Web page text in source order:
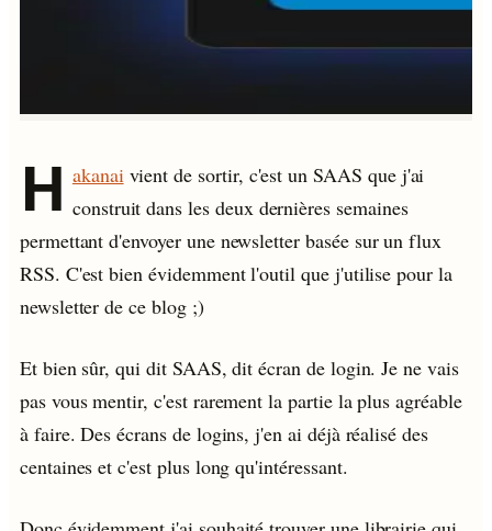
H akanaivient de sortir, c'est un SAAS que j'ai
construit dans les deux dernières semaines
permettant d'envoyer une newsletter basée sur un flux
RSS. C'est bien évidemment l'outil que j'utilise pour la
newsletter de ce blog ;)
Et bien sûr, qui dit SAAS, dit écran de login. Je ne vais
pas vous mentir, c'est rarement la partie la plus agréable
à faire. Des écrans de logins, j'en ai déjà réalisé des
centaines et c'est plus long qu'intéressant.